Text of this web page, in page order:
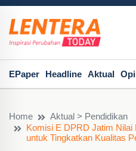
EPaper Headline Aktual
Home
Aktual > Pendidikan
Komisi E DPRD Jatim Nilai
untuk Tingkatkan Kualitas